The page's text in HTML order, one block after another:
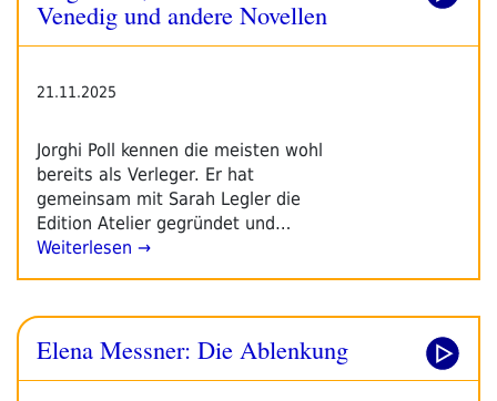
Venedig und andere Novellen
21.11.2025
Jorghi Poll kennen die meisten wohl
bereits als Verleger. Er hat
gemeinsam mit Sarah Legler die
Edition Atelier gegründet und…
Weiterlesen →
Elena Messner: Die Ablenkung